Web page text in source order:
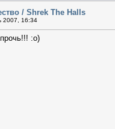
/ Shrek The Halls
2007, 16:34
:о)